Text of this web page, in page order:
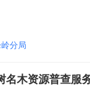
分局
名木资源普查服